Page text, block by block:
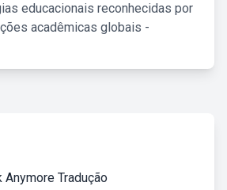
educacionais reconhecidas por
acadêmicas globais -
Anymore Tradução